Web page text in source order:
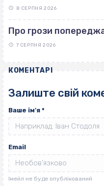
8 СЕРПНЯ 2026
Про грози
7 СЕРПНЯ 2026
КОМЕНТАРІ
Залиште свій
Ваше ім'я *
Email